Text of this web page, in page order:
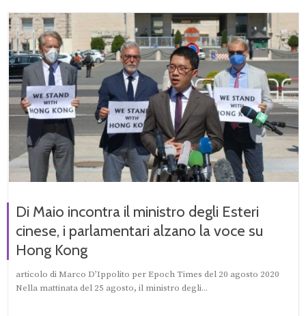
Di Maio incontra il ministro degli Esteri
cinese, i parlamentari alzano la voce su
Hong Kong
articolo di Marco D’Ippolito per Epoch Times del 20 agosto 2020
Nella mattinata del 25 agosto, il ministro degli...